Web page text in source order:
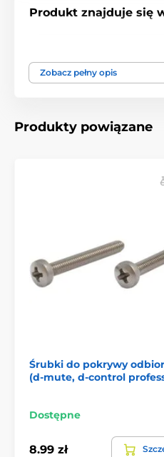
Produkt znajduje się
Dodatki
Zobacz pełny opis
Produkty powiązane
Śrubki do pokrywy
(d-mute, d-control
Dostępne
8.99 zł